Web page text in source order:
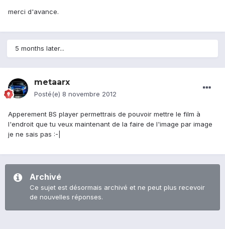
merci d'avance.
5 months later...
metaarx
Posté(e) 8 novembre 2012
Apperement BS player permettrais de pouvoir mettre le film à
l'endroit que tu veux maintenant de la faire de l'image par image
je ne sais pas :-|
Archivé
Ce sujet est désormais archivé et ne peut plus recevoir
de nouvelles réponses.